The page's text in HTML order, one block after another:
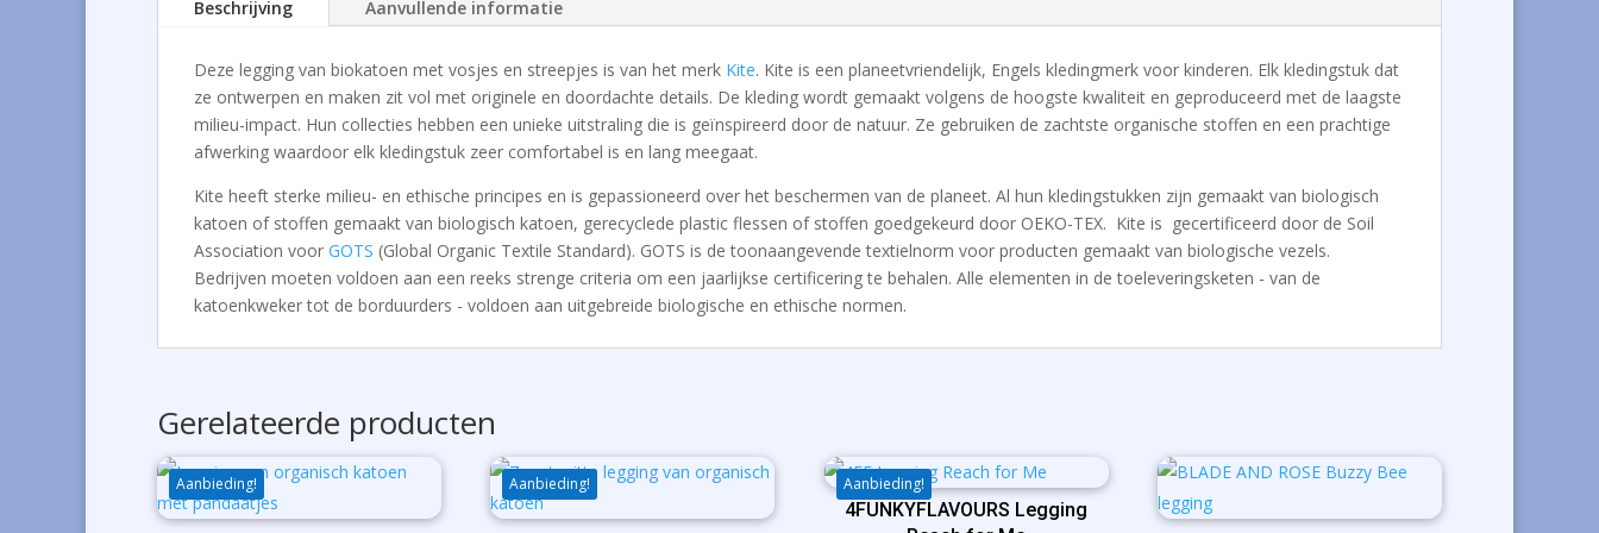
Beschrijving Aanvullende informatie
Deze legging van biokatoen met vosjes en streepjes is van het merk Kite. Kite is een planeetvriendelijk, Engels kledingmerk voor kinderen. Elk kledingstuk dat
ze ontwerpen en maken zit vol met originele en doordachte details. De kleding wordt gemaakt volgens de hoogste kwaliteit en geproduceerd met de laagste
milieu-impact. Hun collecties hebben een unieke uitstraling die is geïnspireerd door de natuur. Ze gebruiken de zachtste organische stoffen en een prachtige
afwerking waardoor elk kledingstuk zeer comfortabel is en lang meegaat.
Kite heeft sterke milieu- en ethische principes en is gepassioneerd over het beschermen van de planeet. Al hun kledingstukken zijn gemaakt van biologisch
katoen of stoffen gemaakt van biologisch katoen, gerecyclede plastic flessen of stoffen goedgekeurd door OEKO-TEX. Kite is gecertificeerd door de Soil
Association voor GOTS (Global Organic Textile Standard). GOTS is de toonaangevende textielnorm voor producten gemaakt van biologische vezels.
Bedrijven moeten voldoen aan een reeks strenge criteria om een ​​jaarlijkse certificering te behalen. Alle elementen in de toeleveringsketen - van de
katoenkweker tot de borduurders - voldoen aan uitgebreide biologische en ethische normen.
Gerelateerde producten
Aanbieding! Aanbieding! Aanbieding!
4FUNKYFLAVOURS Legging